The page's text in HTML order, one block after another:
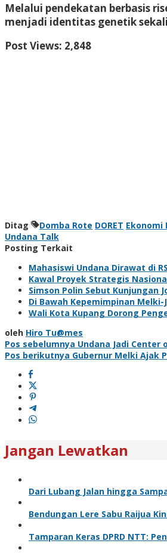
Melalui pendekatan berbasis
menjadi identitas genetik
Post Views: 2,848
Ditag Domba Rote DORET Ekonomi
Undana Talk
Posting Terkait
Mahasiswi Undana Dirawat di
Kawal Proyek Strategis
Simson Polin Sebut Kunjungan
Di Bawah Kepemimpinan
Wali Kota Kupang Dorong
oleh Hiro Tu@mes
Navigasi
pos
Pos sebelumnya Undana Jadi Center
Pos berikutnya Gubernur Melki Ajak
Jangan Lewatkan
Dari Lubang Jalan hingga
Bendungan Lere Sabu Raijua
Tamparan Keras DPRD NTT: